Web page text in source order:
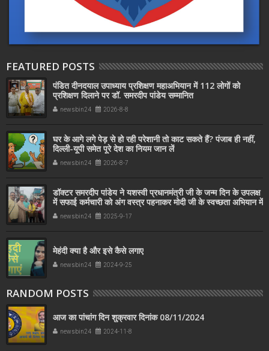
FEATURED POSTS
पंडित दीनदयाल उपाध्याय प्रशिक्षण महाअभियान में 112 लोगों को
प्रशिक्षण दिलाने पर डॉ. समरदीप पांडेय सम्मानित
newsbin24 2026-8-8
घर के आगे लगे पेड़ से हो रही परेशानी तो काट सकते हैं? पंजाब ही नहीं,
दिल्‍ली-यूपी समेत पूरे देश का नियम जान लें
newsbin24 2026-8-7
डॉक्टर समरदीप पांडेय ने यशस्वी प्रधानमंत्री जी के जन्म दिन के उपलक्ष
में सफाई कर्मचारी को अंग वस्त्र पहनाकर मोदी जी के स्वच्छता अभियान में
सहयोग किया
newsbin24 2025-9-17
मेहंदी क्या है और इसे कैसे लगाए
newsbin24 2024-9-25
RANDOM POSTS
आज का पांचांग दिन शुक्रवार दिनांक 08/11/2024
newsbin24 2024-11-8